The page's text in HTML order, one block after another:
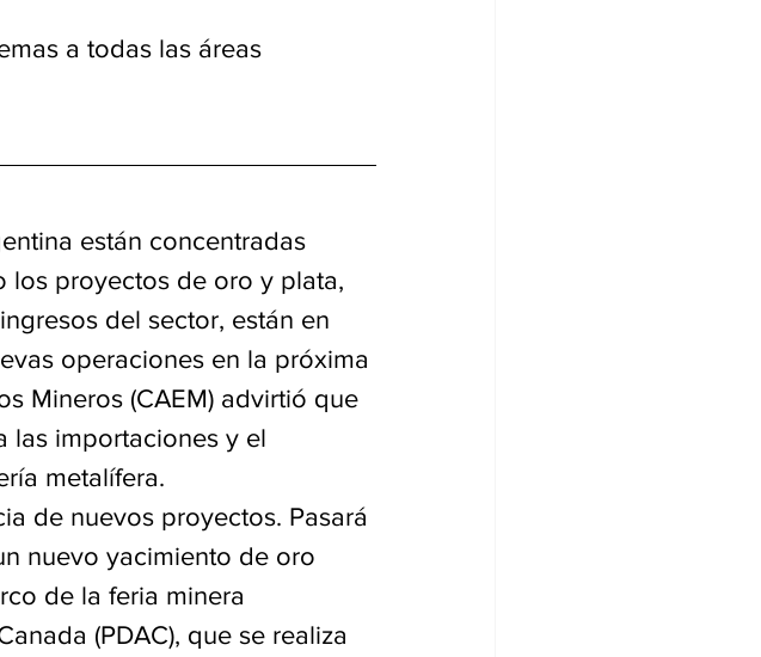
a todas las áreas
están concentradas
los proyectos de oro y plata,
del sector, están en
operaciones en la próxima
Mineros (CAEM) advirtió que
las importaciones y el
metalífera.
de nuevos proyectos. Pasará
nuevo yacimiento de oro
de la feria minera
(PDAC), que se realiza